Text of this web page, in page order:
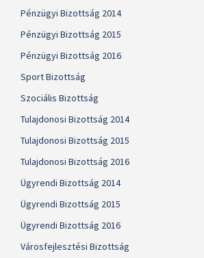
Pénzügyi Bizottság 2014
Pénzügyi Bizottság 2015
Pénzügyi Bizottság 2016
Sport Bizottság
Szociális Bizottság
Tulajdonosi Bizottság 2014
Tulajdonosi Bizottság 2015
Tulajdonosi Bizottság 2016
Ügyrendi Bizottság 2014
Ügyrendi Bizottság 2015
Ügyrendi Bizottság 2016
Városfejlesztési Bizottság